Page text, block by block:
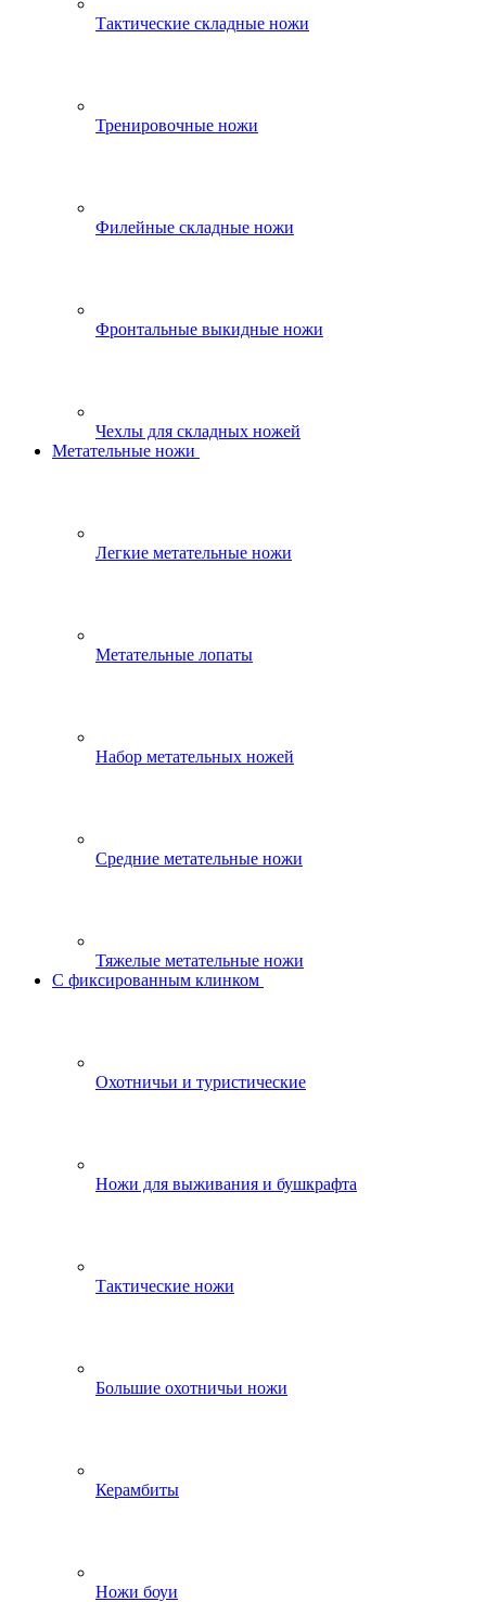
Тактические складные ножи
Тренировочные ножи
Филейные складные ножи
Фронтальные выкидные ножи
Чехлы для складных ножей
Метательные ножи
Легкие метательные ножи
Метательные лопаты
Набор метательных ножей
Средние метательные ножи
Тяжелые метательные ножи
С фиксированным клинком
Охотничьи и туристические
Ножи для выживания и бушкрафта
Тактические ножи
Большие охотничьи ножи
Керамбиты
Ножи боуи